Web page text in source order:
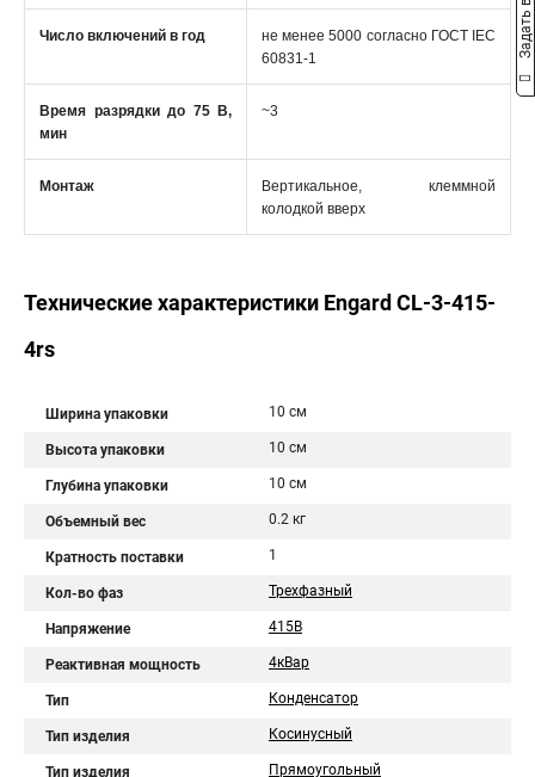
Число включений в год
не менее 5000 согласно ГОСТ IEC
60831-1
Время разрядки до 75 В,
мин
~3
Монтаж
Вертикальное, клеммной
колодкой вверх
Технические характеристики Engard CL-3-415-
4rs
Ширина упаковки 10 см
Высота упаковки 10 см
Глубина упаковки 10 см
Объемный вес 0.2 кг
Кратность поставки 1
Кол-во фаз Трехфазный
Напряжение 415В
Реактивная мощность 4кВар
Тип Конденсатор
Тип изделия Косинусный
Тип изделия Прямоугольный